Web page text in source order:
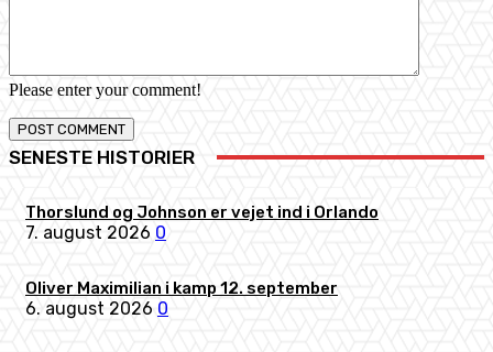
Please enter your comment!
SENESTE HISTORIER
Thorslund og Johnson er vejet ind i Orlando
7. august 2026 0
Oliver Maximilian i kamp 12. september
6. august 2026 0